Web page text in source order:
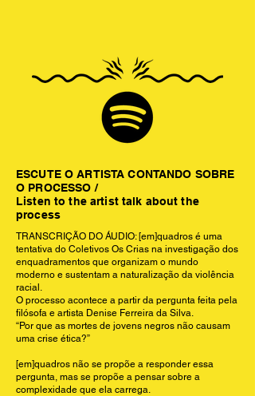
ESCUTE O ARTISTA CONTANDO SOBRE
O PROCESSO /
Listen to the artist talk about the
process
TRANSCRIÇÃO DO ÁUDIO: [em]quadros é uma
tentativa do Coletivos Os Crias na investigação dos
enquadramentos que organizam o mundo
moderno e sustentam a naturalização da violência
racial.
O processo acontece a partir da pergunta feita pela
filósofa e artista Denise Ferreira da Silva.
“Por que as mortes de jovens negros não causam
uma crise ética?”
[em]quadros não se propõe a responder essa
pergunta, mas se propõe a pensar sobre a
complexidade que ela carrega.